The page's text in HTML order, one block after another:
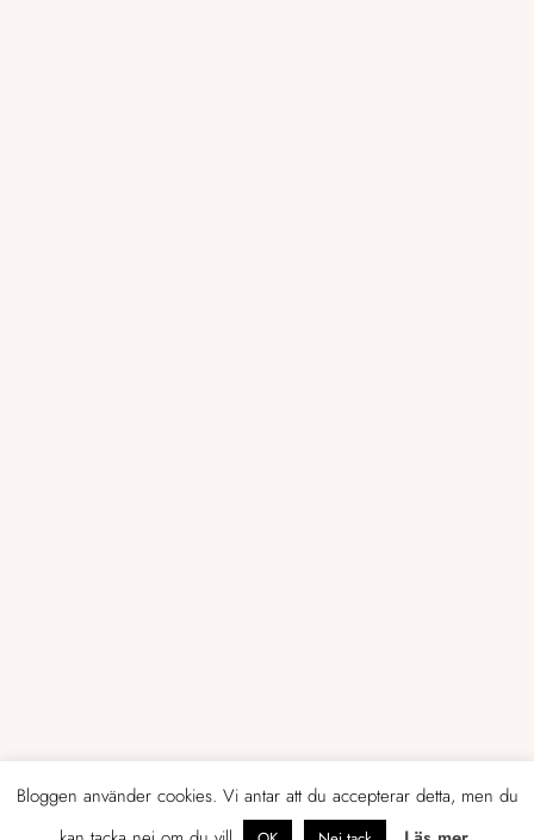
Bloggen använder cookies. Vi antar att du accepterar detta, men du